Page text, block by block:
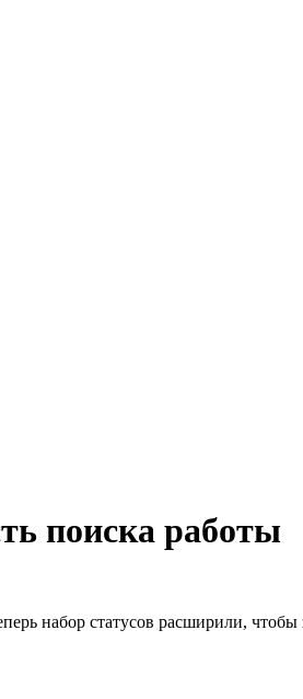
поиска работы
набор статусов расширили, чтобы